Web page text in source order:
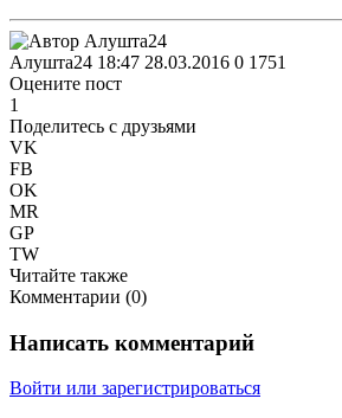
Алушта24 18:47 28.03.2016 0 1751
Оцените пост
1
Поделитесь с друзьями
VK
FB
OK
MR
GP
TW
Читайте также
Комментарии (0)
Написать комментарий
Войти или зарегистрироваться